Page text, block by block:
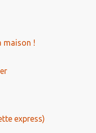
maison !
express)